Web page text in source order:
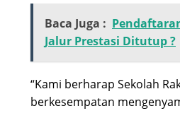
Baca Juga :
Jalur Prestasi Ditutup ?
“Kami berharap Sekolah
berkesempatan